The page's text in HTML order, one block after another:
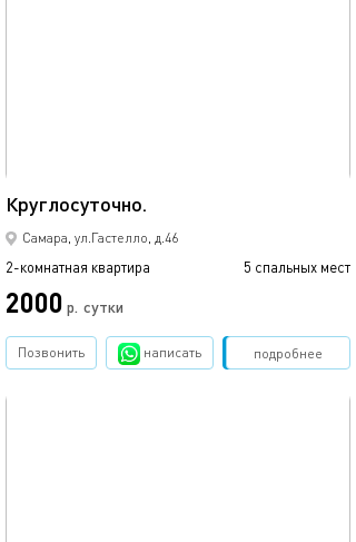
Круглосуточно.
Самара, ул.Гастелло, д.46
2-комнатная квартира 5 спальных мест
2000 р. сутки
подробнее
Позвонить написать Забронировать